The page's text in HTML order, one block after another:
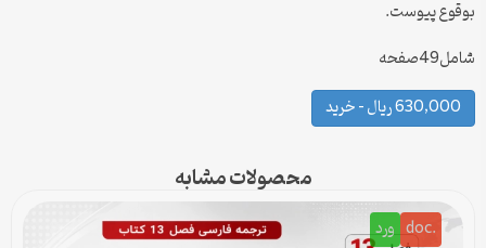
بوقوع پيوست.
شامل49صفحه
630,000 ریال – خرید
محصولات مشابه
.doc ورد